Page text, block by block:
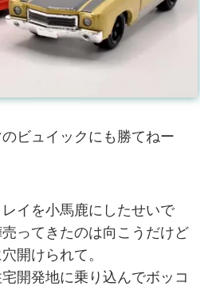
ビュイックにも勝てねー
イを小馬鹿にしたせいで
売ってきたのは向こうだけど
開けられて。
開発地に乗り込んでボッコ